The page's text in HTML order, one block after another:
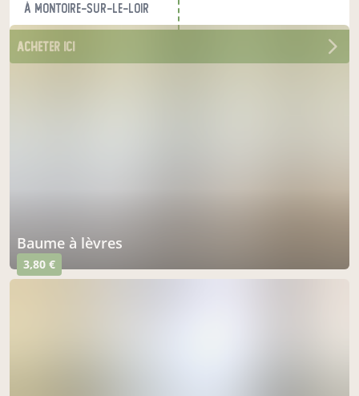
à Montoire-sur-le-Loir
acheter ici
baume à lèvres
3,80 €